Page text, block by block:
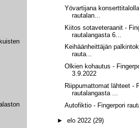
Yövartijana
rautalan...
Kiitos sotaveteraanit -
rautalangasta 6...
Keihäänheittäjän
rauta...
Olkien kohautus -
3.9.2022
Riippumattomat lähteet -
rautalangasta ...
Autofiktio - Fingerpori
► elo 2022 (29)